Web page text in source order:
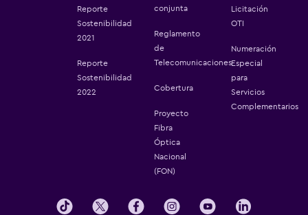
Reporte
Sostenibilidad
2021
Reporte
Sostenibilidad
2022
conjunta
Reglamento
de
Telecomunicaciones
Cobertura
Proyecto
Fibra
Óptica
Nacional
(FON)
Licitación
OTI
Numeración
Especial
para
Servicios
Complementarios